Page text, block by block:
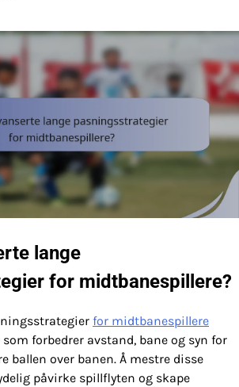
lange
for midtbanespillere?
for midtbanespillere
forbedrer avstand, bane og syn for
ballen over banen. Å mestre disse
påvirke spillflyten og skape